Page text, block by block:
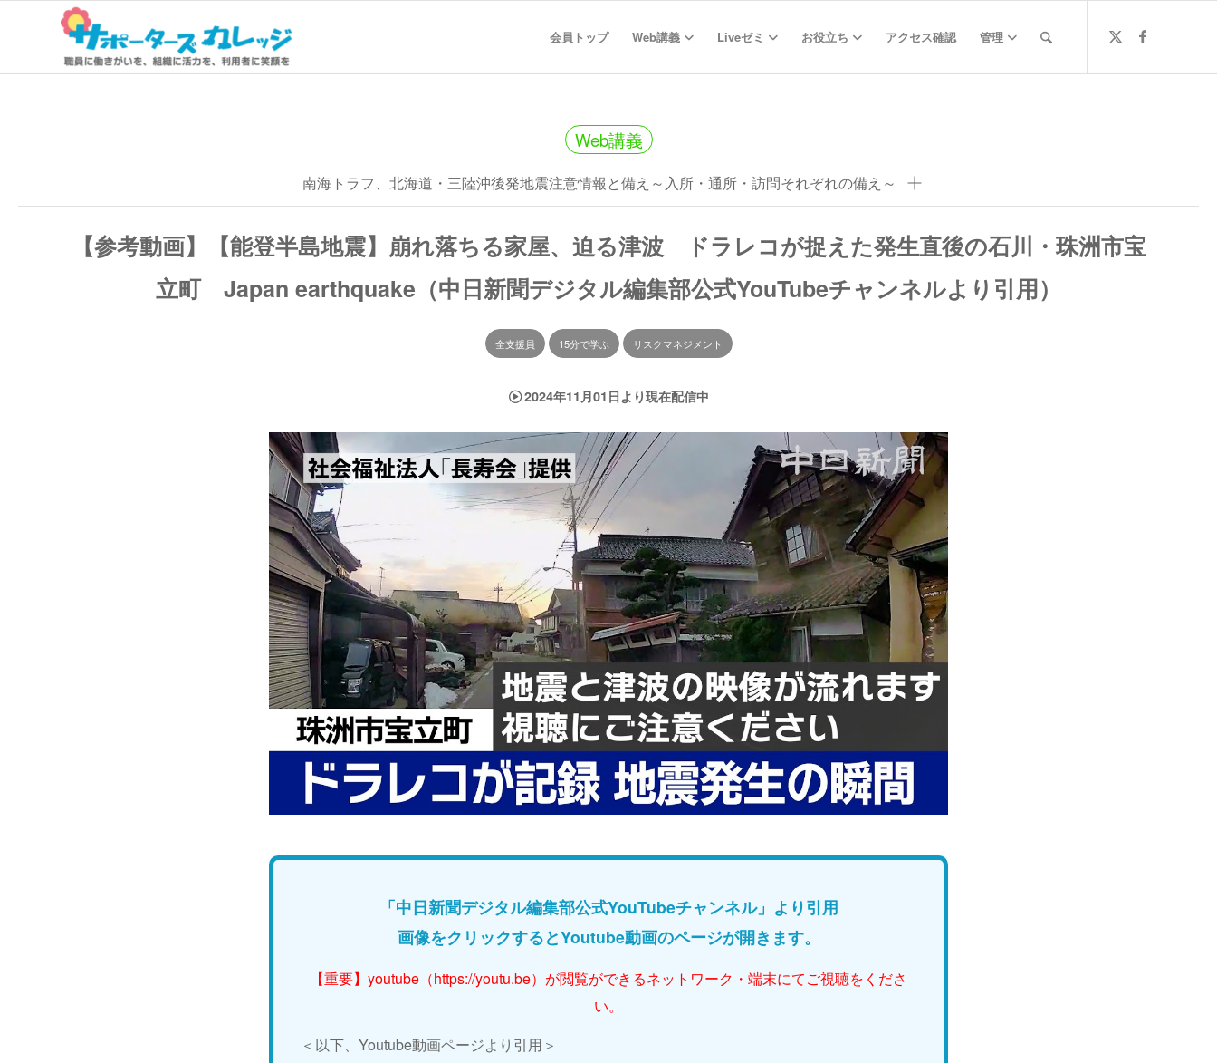
会員トップ Web講義 Liveゼミ お役立ち アクセス確認 管理
Web講義
南海トラフ、北海道・三陸沖後発地震注意情報と備え～入所・通所・訪問それぞれの備え～
【参考動画】【能登半島地震】崩れ落ちる家屋、迫る津波 ドラレコが捉えた発生直後の石川・珠洲市宝
立町 Japan earthquake（中日新聞デジタル編集部公式YouTubeチャンネルより引用）
全支援員 15分で学ぶ リスクマネジメント
2024年11月01日より現在配信中
「中日新聞デジタル編集部公式YouTubeチャンネル」より引用
画像をクリックするとYoutube動画のページが開きます。
【重要】youtube（https://youtu.be）が閲覧ができるネットワーク・端末にてご視聴をくださ
い。
＜以下、Youtube動画ページより引用＞